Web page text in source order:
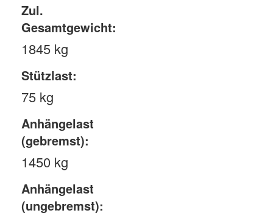
Zul.
Gesamtgewicht:
1845 kg
Stützlast:
75 kg
Anhängelast
(gebremst):
1450 kg
Anhängelast
(ungebremst):